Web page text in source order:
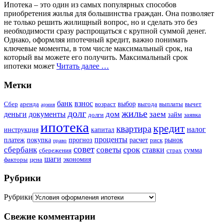
Ипотека – это один из самых популярных способов
приобретения жилья для большинства граждан. Она позволяет
не только решить жилищный вопрос, но и сделать это без
необходимости сразу распрощаться с крупной суммой денег.
Однако, оформляя ипотечный кредит, важно понимать
ключевые моменты, в том числе максимальный срок, на
который вы можете его получить. Максимальный срок
ипотеки может Читать далее …
Метки
Сбер аренда армия банк взнос возраст выбор выгода выплаты вычет
деньги документы долг долги дом жилье заем займ заявка
инструкция ипотека капитал квартиракредит налог
платеж покупка право прогноз проценты расчет риск рынок
сбербанк сбережения совет советы срок ставки страх сумма
факторы цена шаги экономия
Рубрики
Рубрики
Свежие комментарии